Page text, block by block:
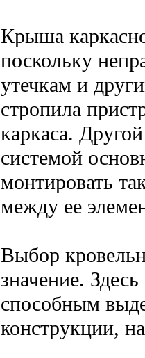
Крыша
поскольку
утечкам и
стропила
каркаса.
системой
монтировать
между ее
Выбор
значение.
способным
конструкции,